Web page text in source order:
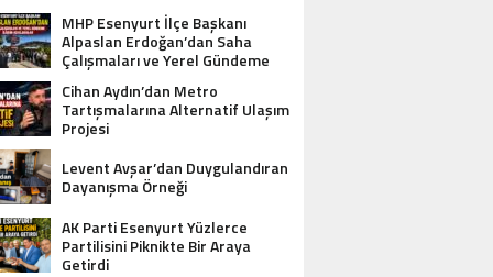
MHP Esenyurt İlçe Başkanı
Alpaslan Erdoğan’dan Saha
Çalışmaları ve Yerel Gündeme
İlişkin Açıklamalar
Cihan Aydın’dan Metro
Tartışmalarına Alternatif Ulaşım
Projesi
Levent Avşar’dan Duygulandıran
Dayanışma Örneği
AK Parti Esenyurt Yüzlerce
Partilisini Piknikte Bir Araya
Getirdi